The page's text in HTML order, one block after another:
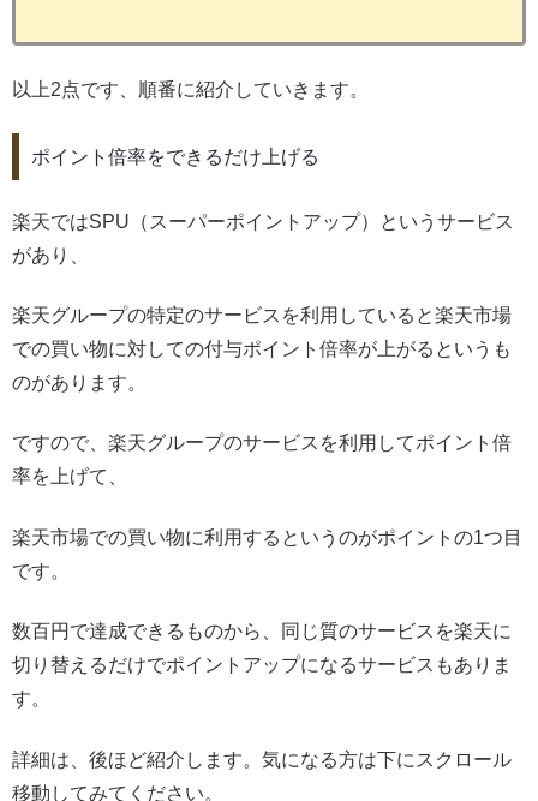
以上2点です、順番に紹介していきます。
ポイント倍率をできるだけ上げる
楽天ではSPU（スーパーポイントアップ）というサービス
があり、
楽天グループの特定のサービスを利用していると楽天市場
での買い物に対しての付与ポイント倍率が上がるというも
のがあります。
ですので、楽天グループのサービスを利用してポイント倍
率を上げて、
楽天市場での買い物に利用するというのがポイントの1つ目
です。
数百円で達成できるものから、同じ質のサービスを楽天に
切り替えるだけでポイントアップになるサービスもありま
す。
詳細は、後ほど紹介します。気になる方は下にスクロール
移動してみてください。